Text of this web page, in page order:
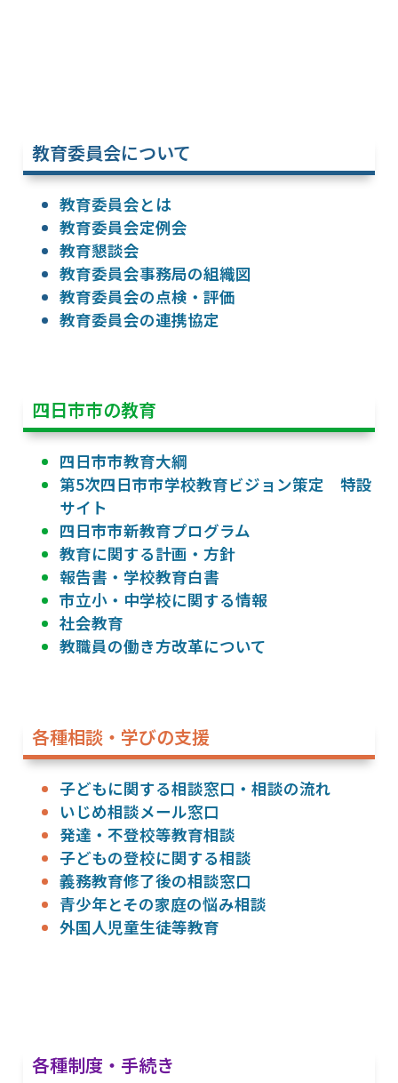
教育委員会について
教育委員会とは
教育委員会定例会
教育懇談会
教育委員会事務局の組織図
教育委員会の点検・評価
教育委員会の連携協定
四日市市の教育
四日市市教育大綱
第5次四日市市学校教育ビジョン策定 特設
サイト
四日市市新教育プログラム
教育に関する計画・方針
報告書・学校教育白書
市立小・中学校に関する情報
社会教育
教職員の働き方改革について
各種相談・学びの支援
子どもに関する相談窓口・相談の流れ
いじめ相談メール窓口
発達・不登校等教育相談
子どもの登校に関する相談
義務教育修了後の相談窓口
青少年とその家庭の悩み相談
外国人児童生徒等教育
各種制度・手続き